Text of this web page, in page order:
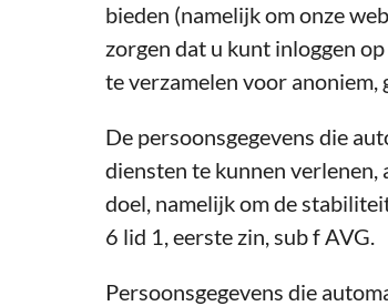
bieden (namelijk om onze
zorgen dat u kunt inloggen
te verzamelen voor anoniem,
De persoonsgegevens die
diensten te kunnen verlenen,
doel, namelijk om de
6 lid 1, eerste zin, sub f AVG.
Persoonsgegevens die